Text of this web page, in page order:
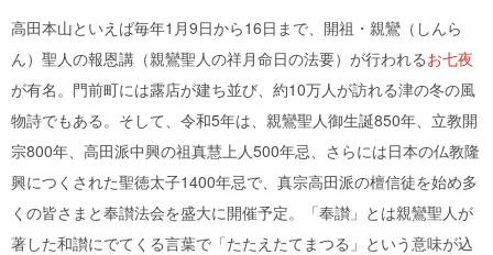
高田本山といえば毎年1月9日から16日まで、開祖・親鸞（しんら
ん）聖人の報恩講（親鸞聖人の祥月命日の法要）が行われるお七夜
が有名。門前町には露店が建ち並び、約10万人が訪れる津の冬の風
物詩でもある。そして、令和5年は、親鸞聖人御生誕850年、立教開
宗800年、高田派中興の祖真慧上人500年忌、さらには日本の仏教隆
興につくされた聖徳太子1400年忌で、真宗高田派の檀信徒を始め多
くの皆さまと奉讃法会を盛大に開催予定。「奉讃」とは親鸞聖人が
著した和讃にでてくる言葉で「たたえたてまつる」という意味が込